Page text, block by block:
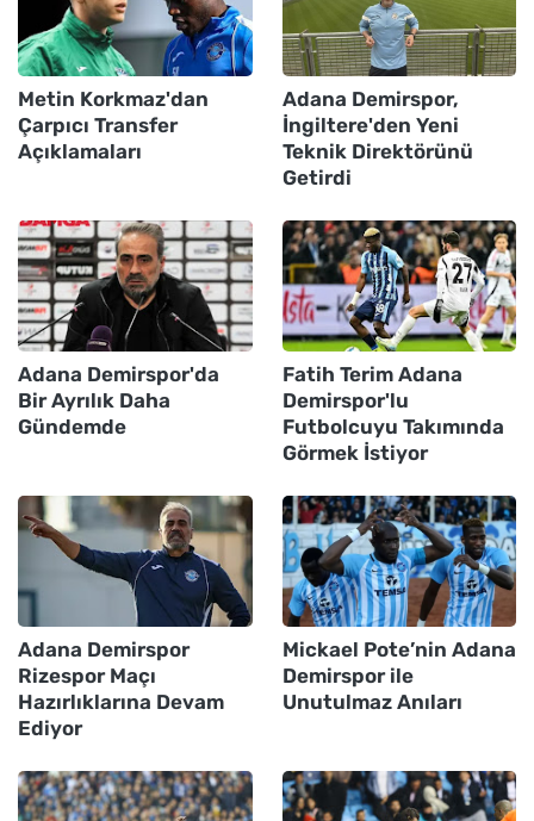
Metin Korkmaz'dan
Çarpıcı Transfer
Açıklamaları
Adana Demirspor,
İngiltere'den Yeni
Teknik Direktörünü
Getirdi
Adana Demirspor'da
Bir Ayrılık Daha
Gündemde
Fatih Terim Adana
Demirspor'lu
Futbolcuyu Takımında
Görmek İstiyor
Adana Demirspor
Rizespor Maçı
Hazırlıklarına Devam
Ediyor
Mickael Pote’nin Adana
Demirspor ile
Unutulmaz Anıları